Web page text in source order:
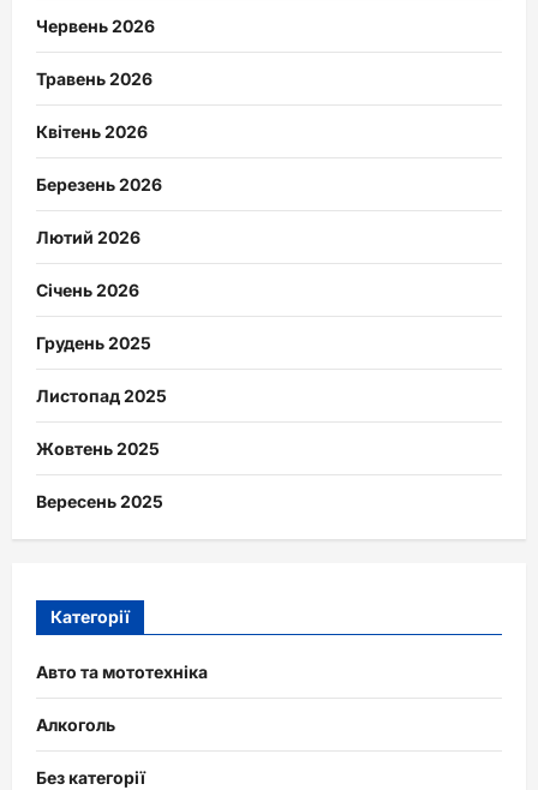
Червень 2026
Травень 2026
Квітень 2026
Березень 2026
Лютий 2026
Січень 2026
Грудень 2025
Листопад 2025
Жовтень 2025
Вересень 2025
Категорії
Авто та мототехніка
Алкоголь
Без категорії